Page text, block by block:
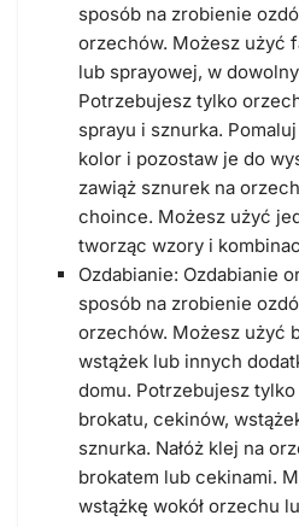
sposób na zrobienie
orzechów. Możesz użyć
lub sprayowej, w
Potrzebujesz tylko
sprayu i sznurka.
kolor i pozostaw je do
zawiąż sznurek na
choince. Możesz użyć
tworząc wzory i
Ozdabianie: Ozdabianie
sposób na zrobienie
orzechów. Możesz użyć
wstążek lub innych
domu. Potrzebujesz
brokatu, cekinów,
sznurka. Nałóż klej na
brokatem lub cekinami.
wstążkę wokół orzechu